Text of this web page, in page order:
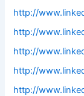
http://
http://
http://
http://
http://